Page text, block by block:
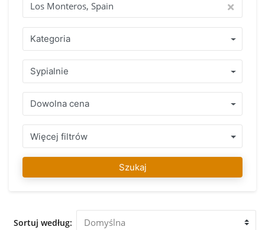
Znalezienie Twojego wymarzonego domu to nasza pasja!
Dlaczego warto kupić poprzez IMMO Abroad? Skorzystaj z
ponad 15-letnegodo świadczenia z zespołem specjalistow,
którzy mówią w Twoim języku i swietnie znaja zasady i
reguły obowiązujące w kraju, w którym chcesz kupić swó
nieruchomość. Zakres zadbanych nieruchomość w Los
Monteros, Spain lub w bezpośredniej okolicy z uczciwą
porada prfesjonalisty gwarantuje podjecie prawidlowej
decyzji. Po znalezieniu swojego ulubionego nieruchomość
można na nas liczyć aby zakupic posiadlos, w trakcie calego
procesu i także długo po tym, mozemy Państwu pomóc w
razie potrzeby. Nasz zespół IMMO Abroad życzy dużo
zabawy w znalezieniu swojego ulubionego nieruchomość w
Los Monteros, Spain. Zapraszamy do naszego biura w Los
Kategoria
Sypialnie
Dowolna cena
Więcej filtrów
Szukaj
Sortuj według: